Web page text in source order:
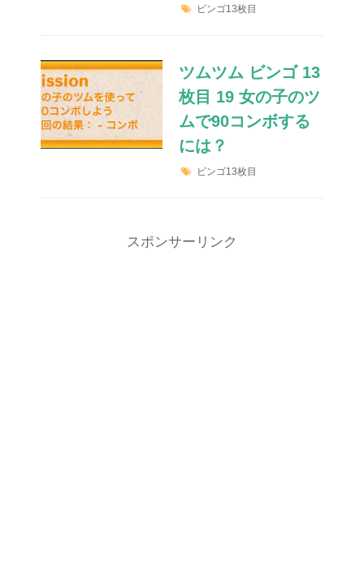
ビンゴ13枚目
ツムツム ビンゴ 13
枚目 19 女の子のツ
ムで90コンボする
には？
ビンゴ13枚目
スポンサーリンク